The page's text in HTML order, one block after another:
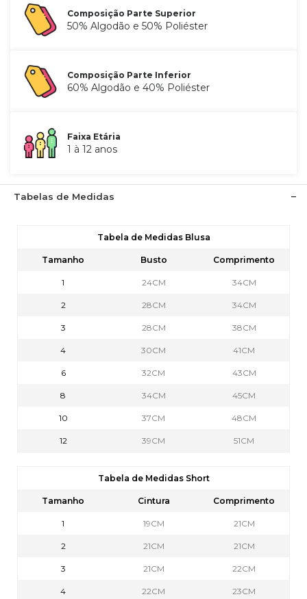
Composição Parte Superior
50% Algodão e 50% Poliéster
Composição Parte Inferior
60% Algodão e 40% Poliéster
Faixa Etária
1 à 12 anos
Tabelas de Medidas
Tabela de Medidas Blusa
Tamanho Busto Comprimento
1 24CM 34CM
2 28CM 34CM
3 28CM 38CM
4 30CM 41CM
6 32CM 43CM
8 34CM 45CM
10 37CM 48CM
12 39CM 51CM
Tabela de Medidas Short
Tamanho Cintura Comprimento
1 19CM 21CM
2 21CM 21CM
3 21CM 22CM
4 22CM 23CM